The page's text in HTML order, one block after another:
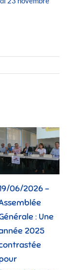
06/2026 –
: Une
2025